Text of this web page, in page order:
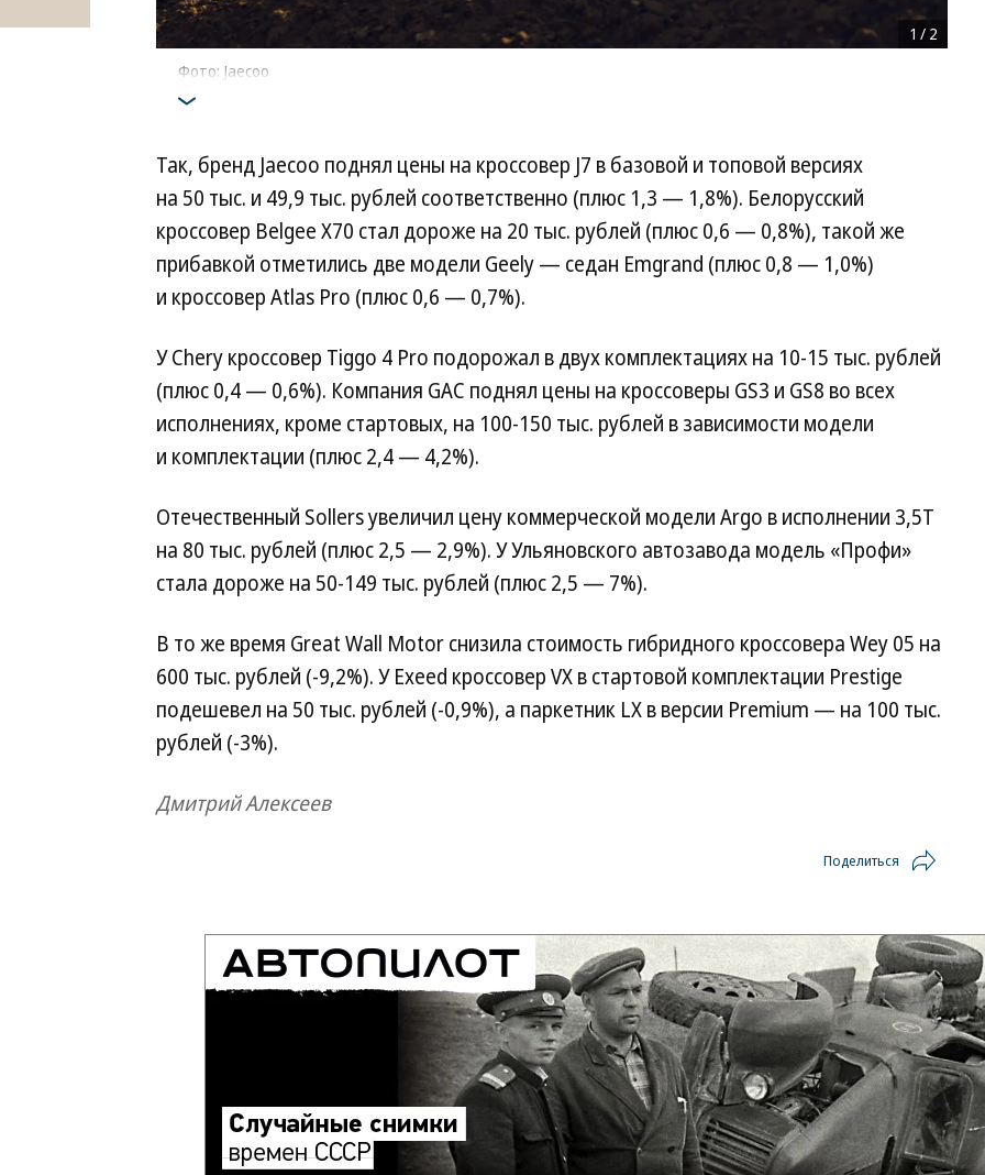
Фото: Jaecoo
1 / 2
Так, бренд Jaecoo поднял цены на кроссовер J7 в базовой и топовой версиях
на 50 тыс. и 49,9 тыс. рублей соответственно (плюс 1,3 — 1,8%). Белорусский
кроссовер Belgee X70 стал дороже на 20 тыс. рублей (плюс 0,6 — 0,8%), такой же
прибавкой отметились две модели Geely — седан Emgrand (плюс 0,8 — 1,0%)
и кроссовер Atlas Pro (плюс 0,6 — 0,7%).
У Chery кроссовер Tiggo 4 Pro подорожал в двух комплектациях на 10-15 тыс. рублей
(плюс 0,4 — 0,6%). Компания GAC поднял цены на кроссоверы GS3 и GS8 во всех
исполнениях, кроме стартовых, на 100-150 тыс. рублей в зависимости модели
и комплектации (плюс 2,4 — 4,2%).
Отечественный Sollers увеличил цену коммерческой модели Argo в исполнении 3,5Т
на 80 тыс. рублей (плюс 2,5 — 2,9%). У Ульяновского автозавода модель «Профи»
стала дороже на 50-149 тыс. рублей (плюс 2,5 — 7%).
В то же время Great Wall Motor снизила стоимость гибридного кроссовера Wey 05 на
600 тыс. рублей (-9,2%). У Exeed кроссовер VX в стартовой комплектации Prestige
подешевел на 50 тыс. рублей (-0,9%), а паркетник LX в версии Premium — на 100 тыс.
рублей (-3%).
Дмитрий Алексеев
Поделиться